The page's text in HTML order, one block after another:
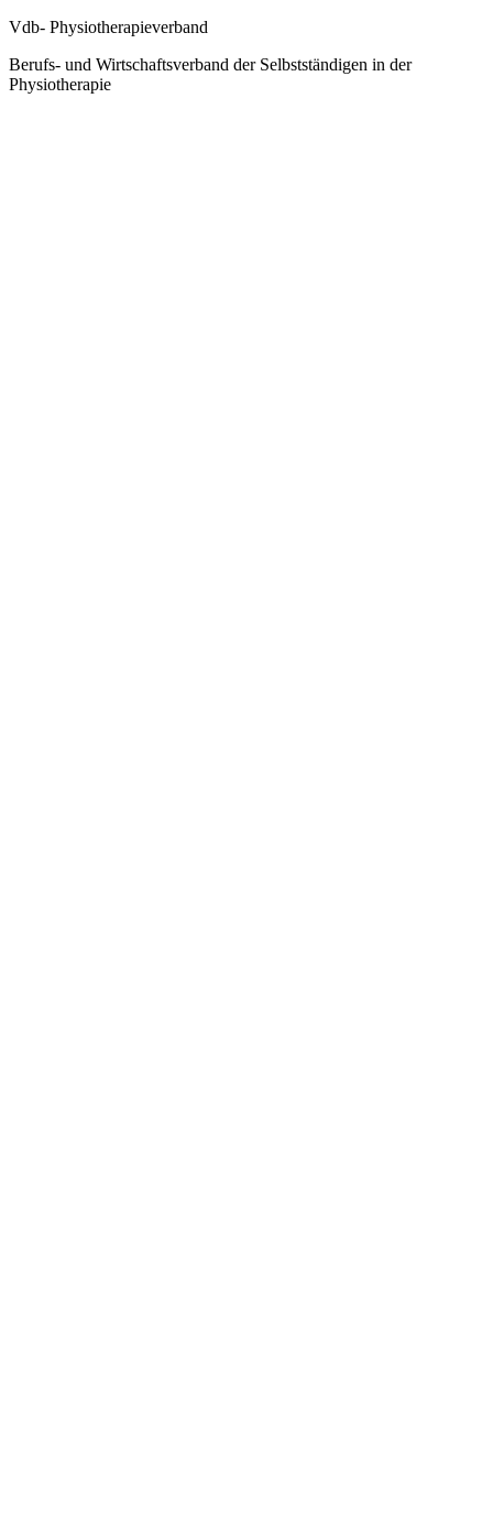
Vdb- Physiotherapieverband
Berufs- und Wirtschaftsverband der Selbstständigen in der
Physiotherapie